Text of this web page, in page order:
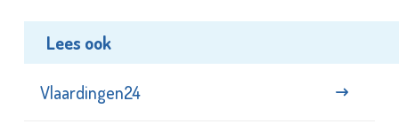
Lees ook
Vlaardingen24